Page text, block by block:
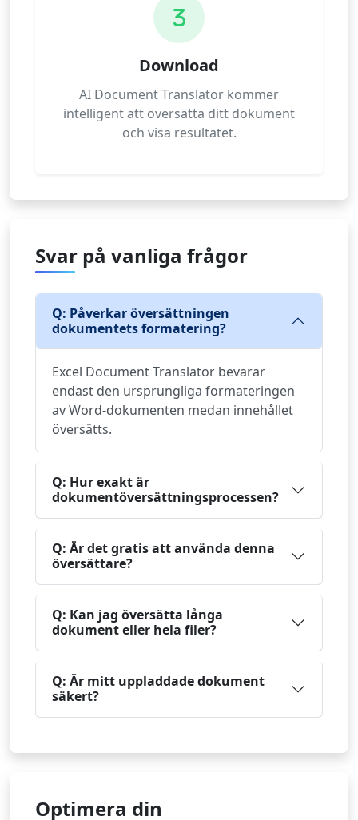
3
Download
AI Document Translator kommer
intelligent att översätta ditt dokument
och visa resultatet.
Svar på vanliga frågor
Q: Påverkar översättningen
dokumentets formatering?
Excel Document Translator bevarar
endast den ursprungliga formateringen
av Word-dokumenten medan innehållet
översätts.
Q: Hur exakt är
dokumentöversättningsprocessen?
Q: Är det gratis att använda denna
översättare?
Q: Kan jag översätta långa
dokument eller hela filer?
Q: Är mitt uppladdade dokument
säkert?
Optimera din